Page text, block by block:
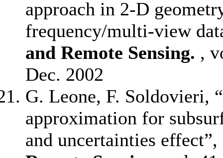
approach in 2-D
frequency/multi-view
and Remote Sensing. ,
Dec. 2002
G. Leone, F. Soldovieri,
approximation for
and uncertainties effect”,